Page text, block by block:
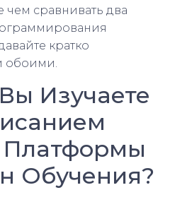
сравнивать два
кратко
обоими.
Изучаете
Обучения?